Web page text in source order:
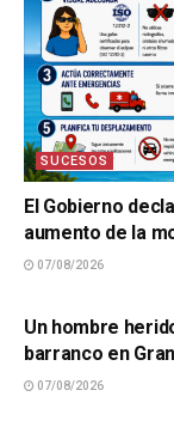
SUCESOS
El Gobierno
aumento de la
07/08/2026
Un hombre
barranco en
07/08/2026